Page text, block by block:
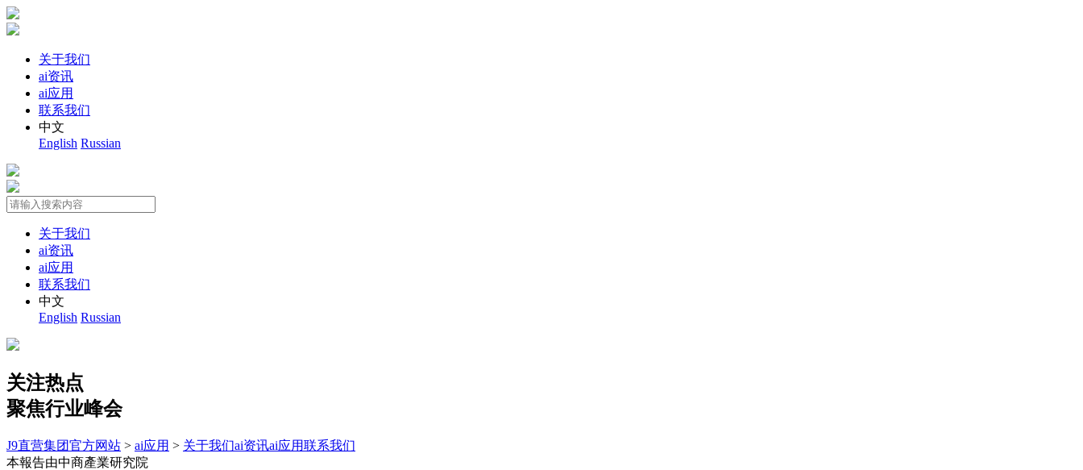
关于我们
ai资讯
ai应用
联系我们
中文
English Russian
关于我们
ai资讯
ai应用
联系我们
中文
English Russian
关注热点
聚焦行业峰会
J9直营集团官方网站 > ai应用 > 关于我们ai资讯ai应用联系我们
本報告由中商產業研究院